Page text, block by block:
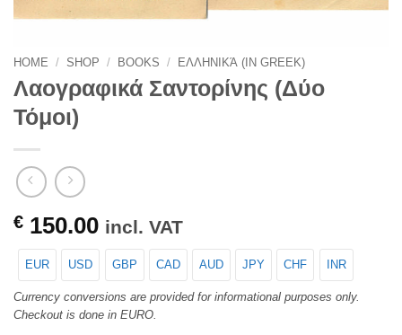
HOME / SHOP / BOOKS / ΕΛΛΗΝΙΚΆ (IN GREEK)
Λαογραφικά Σαντορίνης (Δύο
Τόμοι)
€ 150.00 incl. VAT
EUR USD GBP CAD AUD JPY CHF INR
Currency conversions are provided for informational purposes only.
Checkout is done in EURO.